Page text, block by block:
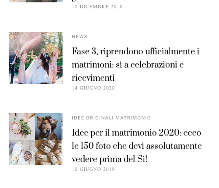
10 DICEMBRE 2018
NEWS
Fase 3, riprendono ufficialmente i
matrimoni: sì a celebrazioni e
ricevimenti
14 GIUGNO 2020
IDEE ORIGINALI MATRIMONIO
Idee per il matrimonio 2020: ecco
le 150 foto che devi assolutamente
vedere prima del Sì!
10 GIUGNO 2019